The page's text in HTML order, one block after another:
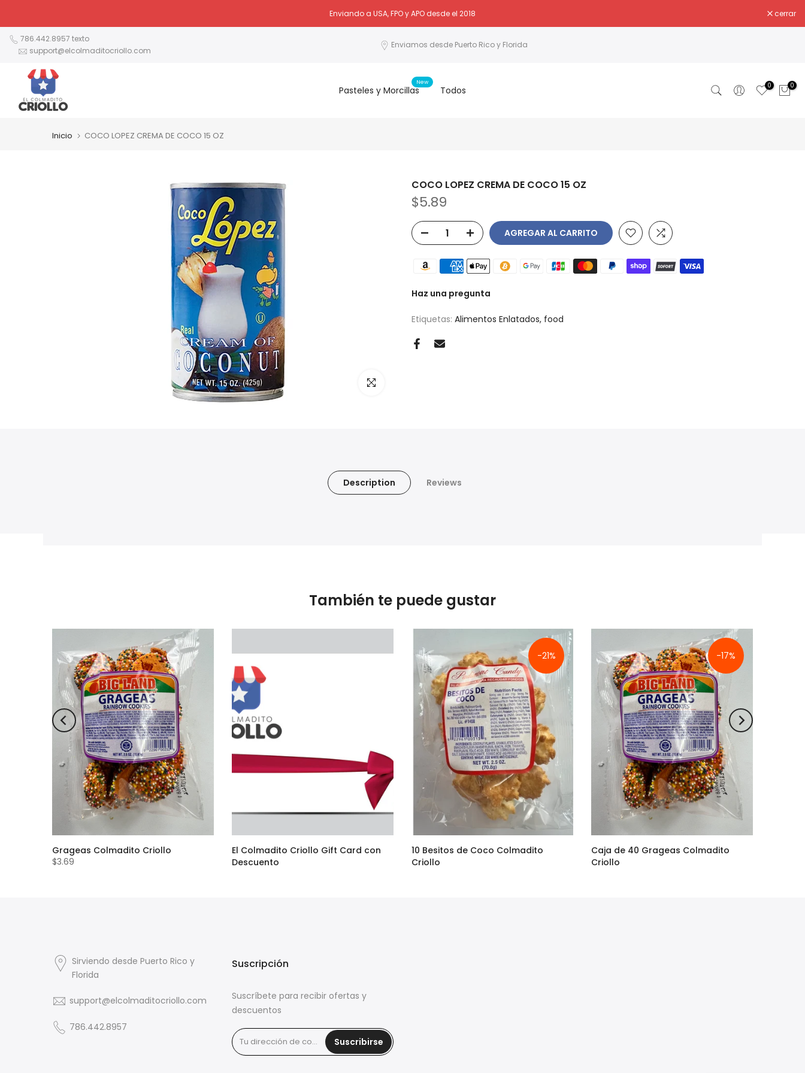
al
contenido
Enviando a USA, FPO y APO desde el 2018 cerrar
786.442.8957 texto
support@elcolmaditocriollo.com
Enviamos desde Puerto Rico y Florida
Pasteles y Morcillas
New
Todos 0 0
Inicio COCO LOPEZ CREMA DE COCO 15 OZ
Haz clic para ampliar
COCO LOPEZ CREMA DE COCO 15 OZ
$5.89
AGREGAR AL CARRITO
Haz una pregunta
Etiquetas: Alimentos Enlatados food
Description Reviews
También te puede gustar
Grageas Colmadito Criollo
$3.69
El Colmadito Criollo Gift Card con
Descuento
-21%
10 Besitos de Coco Colmadito
Criollo
-17%
Caja de 40 Grageas Colmadito
Criollo
Sirviendo desde Puerto Rico y
Florida
support@elcolmaditocriollo.com
786.442.8957
Suscripción
Suscríbete para recibir ofertas y
descuentos
Suscribirse